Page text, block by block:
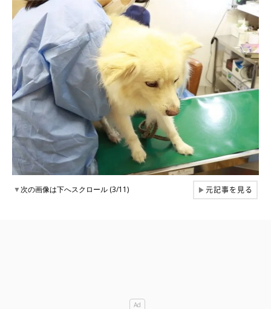
▼次の画像は下へスクロール (3/11) ▶元記事を見る